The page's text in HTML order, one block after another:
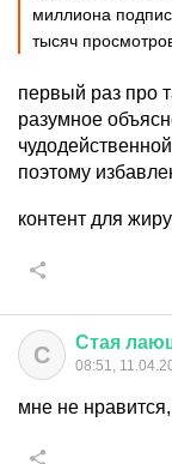
миллиона
тысяч
первый раз про
разумное
поэтому
контент для
С Стая
08:51,
мне не